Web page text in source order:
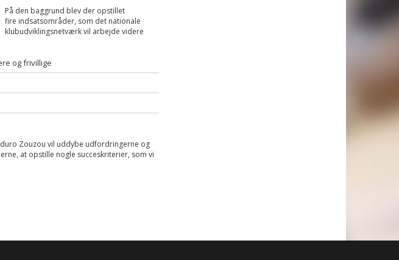
På den baggrund blev der opstillet
fire indsatsområder, som det nationale
klubudviklingsnetværk vil arbejde videre
og frivillige
Zouzou vil uddybe udfordringerne og
at opstille nogle succeskriterier, som vi